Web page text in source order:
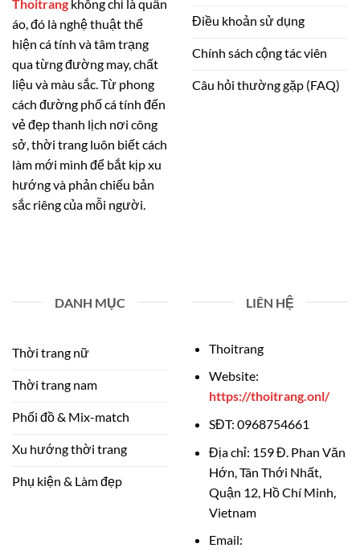
Thoitrang không chỉ là quần
áo, đó là nghệ thuật thể
hiện cá tính và tâm trạng
qua từng đường may, chất
liệu và màu sắc. Từ phong
cách đường phố cá tính đến
vẻ đẹp thanh lịch nơi công
sở, thời trang luôn biết cách
làm mới mình để bắt kịp xu
hướng và phản chiếu bản
sắc riêng của mỗi người.
Điều khoản sử dụng
Chính sách cộng tác viên
Câu hỏi thường gặp (FAQ)
DANH MỤC
Thời trang nữ
Thời trang nam
Phối đồ & Mix-match
Xu hướng thời trang
Phụ kiện & Làm đẹp
LIÊN HỆ
Thoitrang
Website:
https://thoitrang.onl/
SĐT: 0968754661
Địa chỉ: 159 Đ. Phan Văn
Hớn, Tân Thới Nhất,
Quận 12, Hồ Chí Minh,
Vietnam
Email: